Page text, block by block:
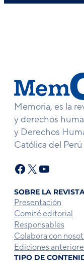
Memoria, es la
y derechos
y Derechos
Católica del
Facebook
X YouTube
SOBRE LA
Presentación
Comité editorial
Responsables
Colabora con
Ediciones
TIPO DE